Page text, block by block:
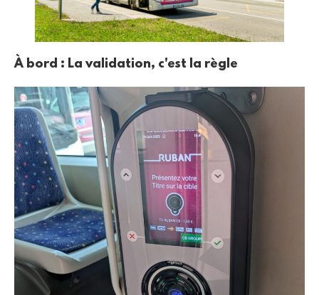
À bord : La validation, c'est la règle